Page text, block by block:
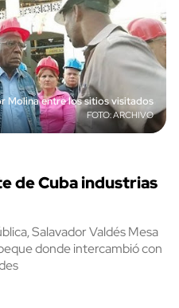
Molina entre los sitios visitados
ARCHIVO
de Cuba industrias
Salavador Valdés Mesa
donde intercambió con